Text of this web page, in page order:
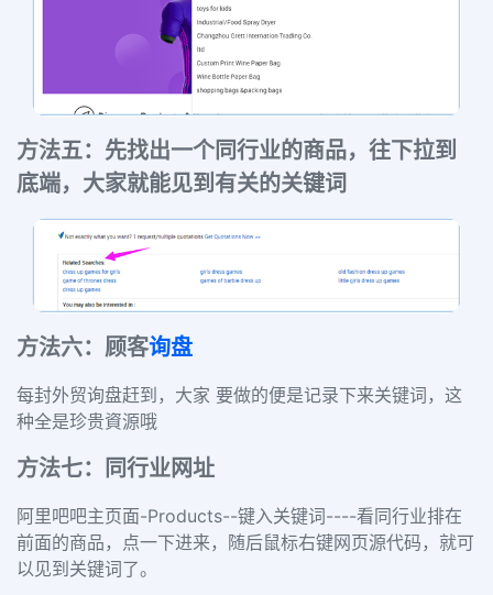
方法五：先找出一个同行业的商品，往下拉到
底端，大家就能见到有关的关键词
方法六：顾客询盘
每封外贸询盘赶到，大家 要做的便是记录下来关键词，这
种全是珍贵資源哦
方法七：同行业网址
阿里吧吧主页面-Products--键入关键词----看同行业排在
前面的商品，点一下进来，随后鼠标右键网页源代码，就可
以见到关键词了。